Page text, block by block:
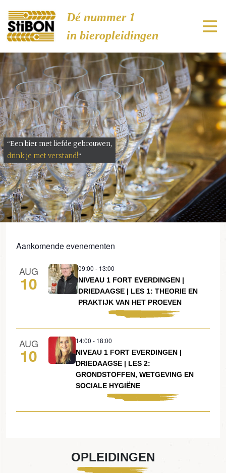
Stibon
Dé nummer 1
in bieropleidingen
“Een bier met liefde gebrouwen,
drink je met verstand!”
Aankomende evenementen
AUG
10
09:00 - 13:00
NIVEAU 1 FORT EVERDINGEN |
DRIEDAAGSE | LES 1: THEORIE EN
PRAKTIJK VAN HET PROEVEN
AUG
10
14:00 - 18:00
NIVEAU 1 FORT EVERDINGEN |
DRIEDAAGSE | LES 2:
GRONDSTOFFEN, WETGEVING EN
SOCIALE HYGIËNE
OPLEIDINGEN